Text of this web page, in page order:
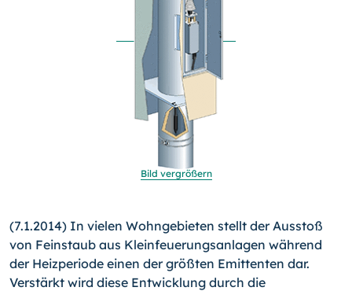
Bild vergrößern
(7.1.2014) In vielen Wohngebieten stellt der Ausstoß
von Feinstaub aus Kleinfeuerungsanlagen während
der Heizperiode einen der größten Emittenten dar.
Verstärkt wird diese Ent­wicklung durch die